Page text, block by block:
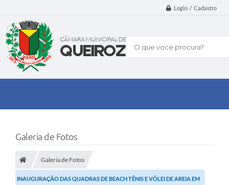
Login / Cadastro
O que voce procura?
Galeria de Fotos
Galeria de Fotos
INAUGURAÇÃO DAS QUADRAS DE BEACH TÊNIS E VÔLEI DE AREIA EM